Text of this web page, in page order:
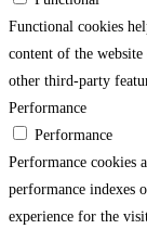
Functional cookies
content of the
other third-party
Performance
Performance
Performance cookies
performance indexes
experience for the